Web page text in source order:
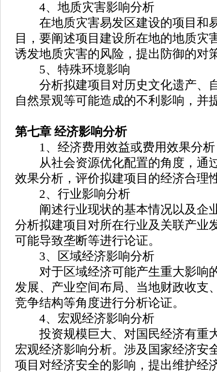
4、地质灾害影响分析
在地质灾害易发区建设的项目和
目，要阐述项目建设所在地的地质灾
诱发地质灾害的风险，提出防御的对
5、特殊环境影响
分析拟建项目对历史文化遗产、
自然景观等可能造成的不利影响，并
第七章 经济影响分析
1、经济费用效益或费用效果分析
从社会资源优化配置的角度，通
效果分析，评价拟建项目的经济合理
2、行业影响分析
阐述行业现状的基本情况以及企
分析拟建项目对所在行业及关联产业
可能导致垄断等进行论证。
3、区域经济影响分析
对于区域经济可能产生重大影响
发展、产业空间布局、当地财政收支
竞争结构等角度进行分析论证。
4、宏观经济影响分析
投资规模巨大、对国民经济有重
宏观经济影响分析。涉及国家经济安
项目对经济安全的影响，提出维护经